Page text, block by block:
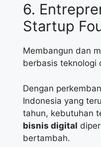
6.
Startup
Membangun dan
berbasis teknologi
Dengan
Indonesia yang
tahun, kebutuhan
bisnis digital
bertambah.